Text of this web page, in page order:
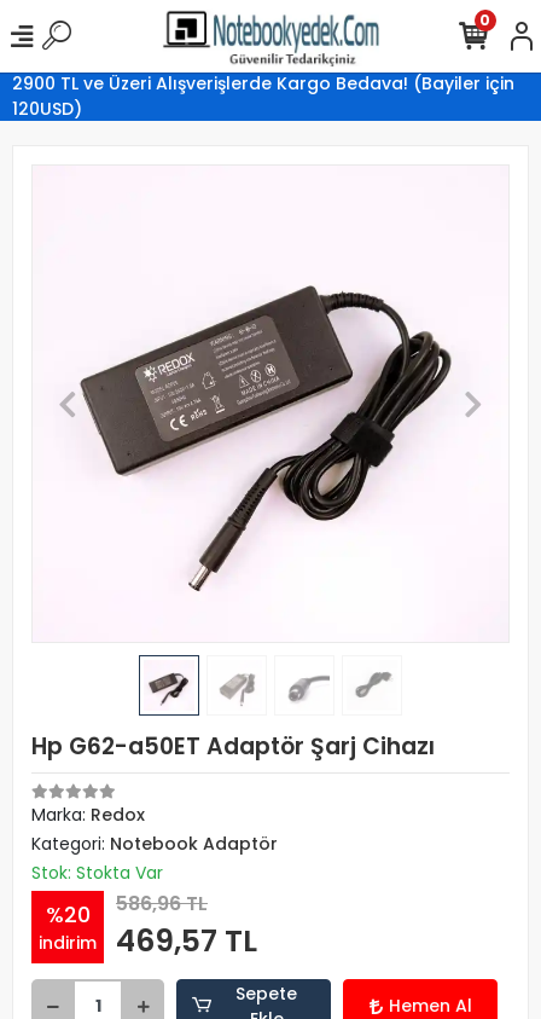
2900 TL ve Üzeri Alışverişlerde Kargo Bedava! (Bayiler için
120USD)
0
Hp G62-a50ET Adaptör Şarj Cihazı
Marka: Redox
Kategori: Notebook Adaptör
Stok: Stokta Var
%20
indirim
586,96 TL
469,57 TL
Sepete
Hemen Al